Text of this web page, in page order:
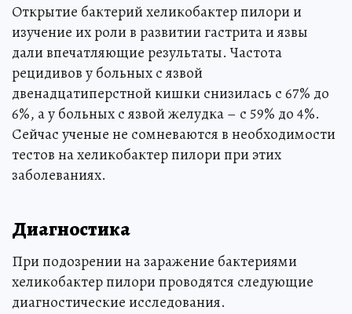
Открытие бактерий хеликобактер пилори и
изучение их роли в развитии гастрита и язвы
дали впечатляющие результаты. Частота
рецидивов у больных с язвой
двенадцатиперстной кишки снизилась с 67% до
6%, а у больных с язвой желудка – с 59% до 4%.
Сейчас ученые не сомневаются в необходимости
тестов на хеликобактер пилори при этих
заболеваниях.
Диагностика
При подозрении на заражение бактериями
хеликобактер пилори проводятся следующие
диагностические исследования.